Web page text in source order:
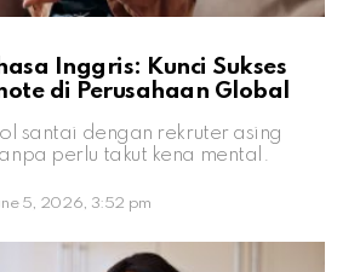
Inggris: Kunci Sukses
di Perusahaan Global
santai dengan rekruter asing
perlu takut kena mental.
5, 2026, 3:52 pm